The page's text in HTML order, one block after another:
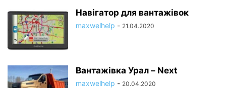
Навігатор для вантажівок
maxwelhelp - 21.04.2020
Вантажівка Урал – Next
maxwelhelp - 20.04.2020